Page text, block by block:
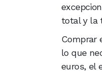
total y la
Comprar
lo que
euros, el